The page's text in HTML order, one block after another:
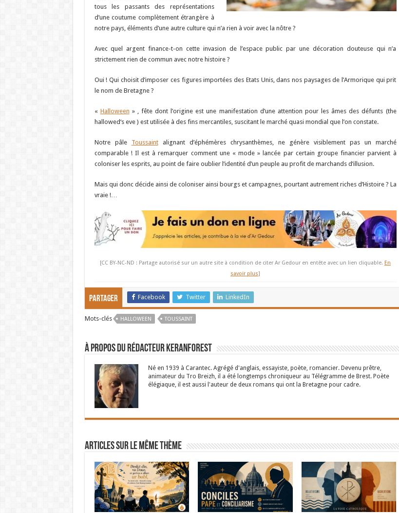
tous les passants des représentations
d’une coutume complètement étrangère à
notre pays, éléments d’une autre culture qui n’a rien à voir avec la nôtre ?
Avec quel argent finance-t-on cette invasion de l’espace public par une décoration douteuse qui n’a
strictement rien de commun avec notre histoire ?
Oui ! Qui choisit d’imposer ces figures importées des Etats Unis, dans nos paysages de l’Armorique qui prit
le nom de Bretagne ?
« Halloween » , fête dont l’origine est une manifestation d’une attention pour les âmes des défunts (the
hallowed‘s eve ) est utilisée à des fins mercantiles, suscitant le marché quasi mondial que l’on constate.
Notre pâle Toussaintalignant d’éphémères chrysanthèmes, ne génère visiblement pas un marché
comparable ! Il est à remarquer comment une « mode » lancée par certain groupe financier parvient à
coloniser les esprits, au point de faire oublier l’identité d’un peuple au profit de marchands d’illusion.
Mais qui donc décide ainsi de coloniser ainsi bourgs et campagnes, pourtant autrement riches d’Histoire ? La
vraie !…
[CC BY-NC-ND : Partage autorisé sur un autre site à condition de citer Ar Gedour en entête avec un lien cliquable. En
savoir plus]
Partager Facebook Twitter LinkedIn
Mots-clés HALLOWEEN TOUSSAINT
À propos du rédacteur Keranforest
Né en 1939 à Carantec. Agrégé d'anglais, essayiste, poète, romancier. Devenu prêtre,
animateur du Tro Breizh, il a été longtemps chroniqueur au Télégramme de Brest. Poète
élégiaque, il est aussi l'auteur de deux romans qui ont la Bretagne pour cadre.
Articles sur le même thème